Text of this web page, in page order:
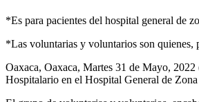
*Es para pacientes del hospital general de
*Las voluntarias y voluntarios son quienes,
Oaxaca, Oaxaca, Martes 31 de Mayo,
Hospitalario en el Hospital General de